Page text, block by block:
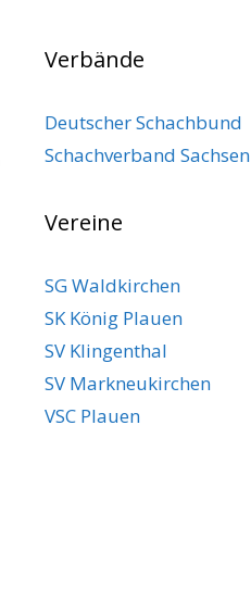
Verbände
Deutscher Schachbund
Schachverband Sachsen
Vereine
SG Waldkirchen
SK König Plauen
SV Klingenthal
SV Markneukirchen
VSC Plauen